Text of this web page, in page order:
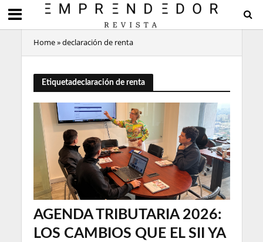
Home»declaración de renta
Etiquetadeclaración de renta
AGENDA TRIBUTARIA 2026:
LOS CAMBIOS QUE EL SII YA